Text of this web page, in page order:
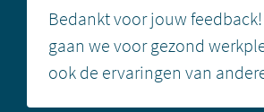
Bedankt voor jouw feedback!
gaan we voor gezond
ook de ervaringen van